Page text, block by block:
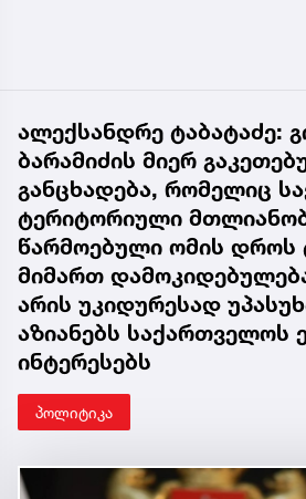
ალექსანდრე ტაბატაძე:
ბარამიძის მიერ
განცხადება, რომელიც
ტერიტორიული
წარმოებული ომის დროს
მიმართ
არის უკიდურესად
აზიანებს საქართველოს
ინტერესებს
პოლიტიკა